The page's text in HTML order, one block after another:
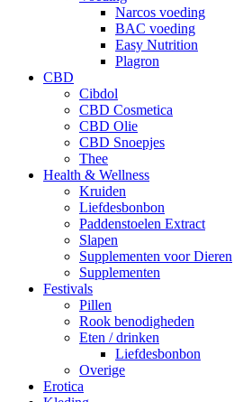
Narcos voeding
BAC voeding
Easy Nutrition
Plagron
CBD
Cibdol
CBD Cosmetica
CBD Olie
CBD Snoepjes
Thee
Health & Wellness
Kruiden
Liefdesbonbon
Paddenstoelen Extract
Slapen
Supplementen voor Dieren
Supplementen
Festivals
Pillen
Rook benodigheden
Eten / drinken
Liefdesbonbon
Overige
Erotica